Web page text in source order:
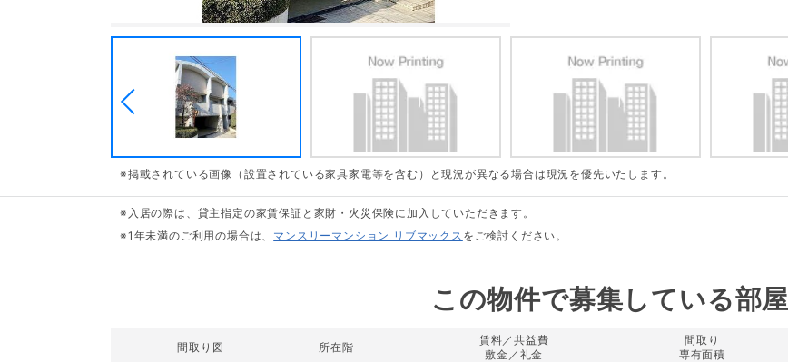
※掲載されている画像（設置されている家具家電等を含む）と現況が異なる場合は現況を優先いたします。
※入居の際は、貸主指定の家賃保証と家財・火災保険に加入していただきます。
※1年未満のご利用の場合は、 マンスリーマンション リブマックス をご検討ください。
この物件で募集している部屋
間取り図 所在階
賃料／共益費
敷金／礼金
間取り
専有面積